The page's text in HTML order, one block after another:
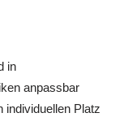
in
anpassbar
individuellen Platz